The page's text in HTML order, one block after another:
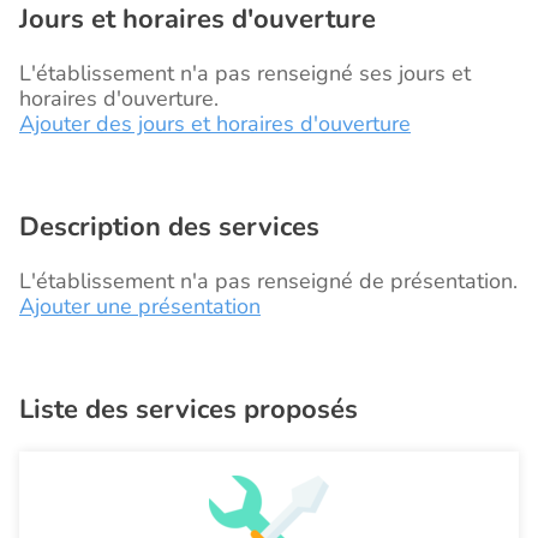
Jours et horaires d'ouverture
L'établissement n'a pas renseigné ses jours et
horaires d'ouverture.
Ajouter des jours et horaires d'ouverture
Description des services
L'établissement n'a pas renseigné de présentation.
Ajouter une présentation
Liste des services proposés